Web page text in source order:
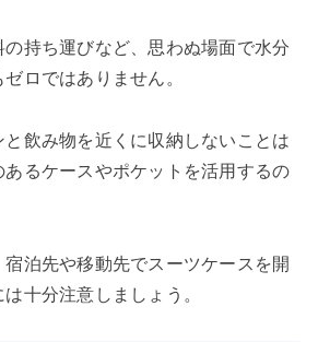
持ち運びなど、思わぬ場面で水分
ロではありません。
飲み物を近くに収納しないことは
あるケースやポケットを活用するの
泊先や移動先でスーツケースを開
十分注意しましょう。